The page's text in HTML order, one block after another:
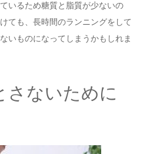
いるため糖質と脂質が少ないの
ても、長時間のランニングをして
いものになってしまうかもしれま
さないために